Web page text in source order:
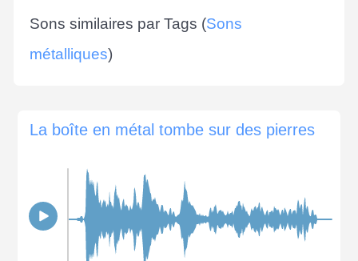
Sons similaires par Tags (Sons
métalliques)
La boîte en métal tombe sur des pierres